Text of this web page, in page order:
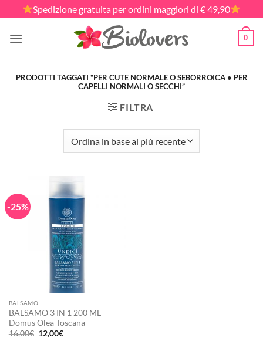
ai
contenuti
Spedizione gratuita per ordini maggiori di € 49,90
0
PRODOTTI TAGGATI “PER CUTE NORMALE O SEBORROICA • PER
CAPELLI NORMALI O SECCHI”
FILTRA
-25%
BALSAMO
BALSAMO 3 IN 1 200 ML –
Domus Olea Toscana
16,00€ Il
prezzo
12,00€Il